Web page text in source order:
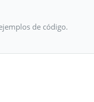
de código.